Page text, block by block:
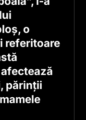
o
referitoare
părinţii